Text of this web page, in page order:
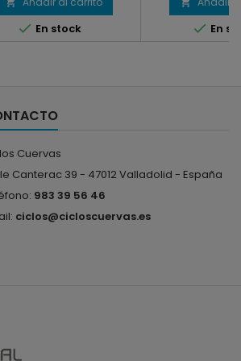
 En stock  En
Cuervas
Canterac 39 - 47012 Valladolid - España
983 39 56 46
ciclos@cicloscuervas.es